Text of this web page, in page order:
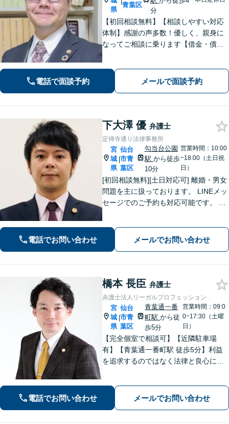
県
青葉区
分
【初回相談無料】【相談しやすい対応
体制】感謝の声多数！優しく、親身に
なってご相談に乗ります【借金・債務
ートを【離婚問題】男性側からの相談
実績が豊富です【青葉通一番町駅4分】
電話で面談予約 メールで面談予約
下大澤 優 弁護士
定禅寺通り法律事務所
宮
城
県
|
仙台
市青
葉区
勾当台公園
駅 から徒歩
10分
営業時間：10:00
~18:00（土日祝
日）
[初回相談無料][土日対応可] 離婚・男女
問題を主に扱っております。 LINEメッ
セージでのご予約も対応可能です。 LI
in.ee/uFqpYWb
電話でお問い合わせ メールでお問い合わせ
橋本 長臣 弁護士
弁護士法人リーガルプロフェッション
宮
城
県
|
仙台
市青
葉区
青葉通一番
町駅から徒
歩5分
営業時間：09:0
0~17:30（土曜
日）
【完全個室で相談可】【近隣駐車場
有】【青葉通一番町駅 徒歩5分】利益
を追求するのではなく法律と良心に従
にお聞きしご要望に沿った解決をする
ように心がけています。お気軽にご相
電話でお問い合わせ メールでお問い合わせ